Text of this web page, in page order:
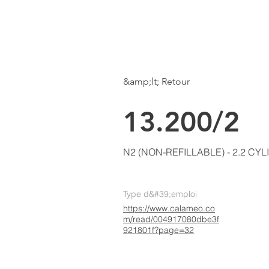
&amp;lt; Retour
13.200/2
N2 (NON-REFILLABLE) - 2.2
Type d&#39;emploi
https://www.calameo.co
m/read/004917080dbe3f
921801f?page=32